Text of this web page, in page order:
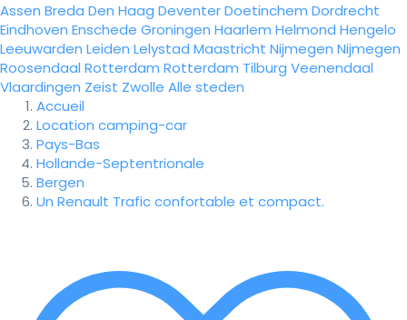
Assen Breda Den Haag DeventerDoetinchem Dordrecht
Eindhoven Enschede Groningen Haarlem Helmond Hengelo
Leeuwarden Leiden Lelystad Maastricht Nijmegen Nijmegen
Roosendaal Rotterdam Rotterdam Tilburg Veenendaal
Vlaardingen Zeist Zwolle Alle steden
Accueil
Location camping-car
Pays-Bas
Hollande-Septentrionale
Bergen
Un Renault Trafic confortable et compact.